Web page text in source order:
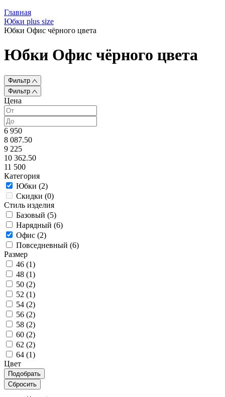
Главная
Юбки plus size
Юбки Офис чёрного цвета
Юбки Офис чёрного цвета
Фильтр
Фильтр
Цена
6 950
8 087.50
9 225
10 362.50
11 500
Категория
Юбки (2)
Скидки (0)
Стиль изделия
Базовый (5)
Нарядный (6)
Офис (2)
Повседневный (6)
Размер
46 (1)
48 (1)
50 (2)
52 (1)
54 (2)
56 (2)
58 (2)
60 (2)
62 (2)
64 (1)
Цвет